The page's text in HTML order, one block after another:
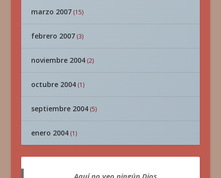
marzo 2007(15)
febrero 2007(3)
noviembre 2004(2)
octubre 2004(1)
septiembre 2004(5)
enero 2004(1)